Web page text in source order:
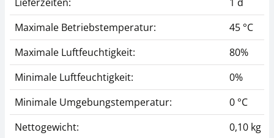
Maximale Betriebstemperatur:
45 °C
Maximale Luftfeuchtigkeit:
80%
Minimale Luftfeuchtigkeit:
0%
Minimale Umgebungstemperatur:
0 °C
Nettogewicht:
0,10 kg